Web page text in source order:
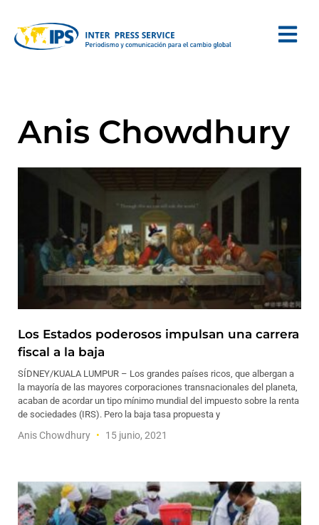
Anis Chowdhury
Los Estados poderosos impulsan una carrera
fiscal a la baja
SÍDNEY/KUALA LUMPUR – Los grandes países ricos, que albergan a
la mayoría de las mayores corporaciones transnacionales del planeta,
acaban de acordar un tipo mínimo mundial del impuesto sobre la renta
de sociedades (IRS). Pero la baja tasa propuesta y
Anis Chowdhury 15 junio, 2021